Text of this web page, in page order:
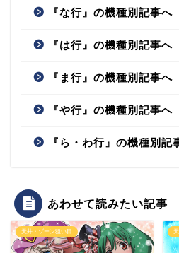
『な行』の機種別記事へ
『は行』の機種別記事へ
『ま行』の機種別記事へ
『や行』の機種別記事へ
『ら・わ行』の機種別記
あわせて読みたい記事
天井・ゾーン狙い目